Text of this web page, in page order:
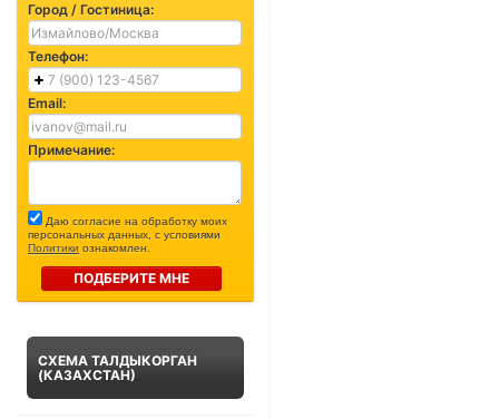
Город / Гостиница:
Телефон:
Email:
Примечание:
Даю согласие на обработку моих
персональных данных, с условиями
Политики ознакомлен.
ПОДБЕРИТЕ МНЕ
СХЕМА ТАЛДЫКОРГАН
(КАЗАХСТАН)